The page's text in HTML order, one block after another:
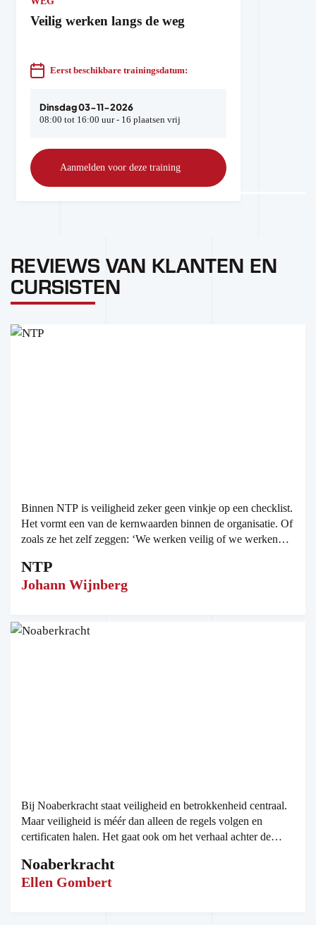
Veilig werken langs de weg
Eerst beschikbare trainingsdatum:
Dinsdag 03-11-2026
08:00 tot 16:00 uur - 16 plaatsen vrij
Aanmelden voor deze training
REVIEWS VAN KLANTEN EN
CURSISTEN
Binnen NTP is veiligheid zeker geen vinkje op een checklist.
Het vormt een van de kernwaarden binnen de organisatie. Of
zoals ze het zelf zeggen: ‘We werken veilig of we werken
NTP
Johann Wijnberg
Bij Noaberkracht staat veiligheid en betrokkenheid centraal.
Maar veiligheid is méér dan alleen de regels volgen en
certificaten halen. Het gaat ook om het verhaal achter de
er een sterke behoefte aan maatwerk cursussen.
Noaberkracht
Ellen Gombert